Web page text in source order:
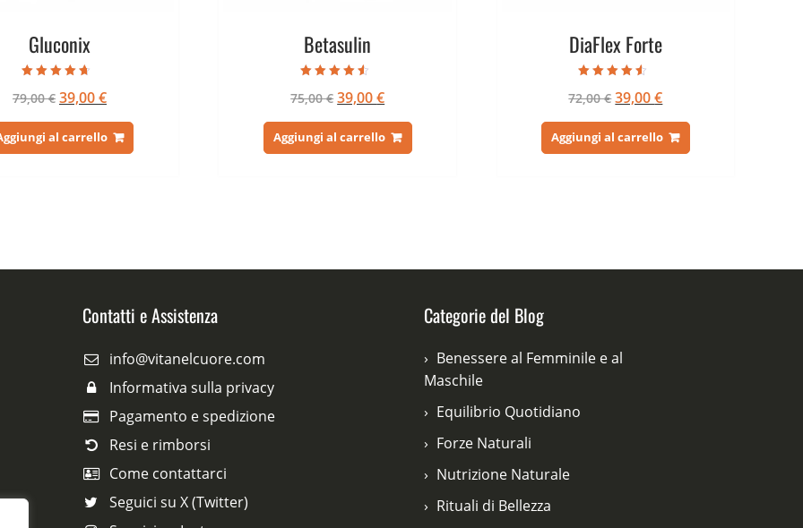
Gluconix
4.33
su 5
79,00€ Il
originale
era:
39,00€Il
attuale
è:
al carrello
Betasulin
4.25
su 5
75,00€ Il
originale
era:
39,00€Il
attuale
è:
Aggiungi al carrello
DiaFlex Forte
4.25
su 5
72,00€Il
originale
era:
39,00€Il
attuale
è:
Aggiungi al carrello
Contatti e Assistenza
info@vitanelcuore.com
Informativa sulla privacy
Pagamento e spedizione
Resi e rimborsi
Come contattarci
Seguici su X (Twitter)
Categorie del Blog
Benessere al Femminile e al
Maschile
Equilibrio Quotidiano
Forze Naturali
Nutrizione Naturale
Rituali di Bellezza